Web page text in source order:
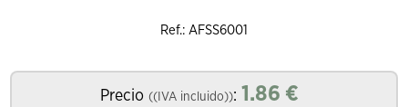
Ref.: AFSS6001
Precio ((IVA incluido)): 1.86 €